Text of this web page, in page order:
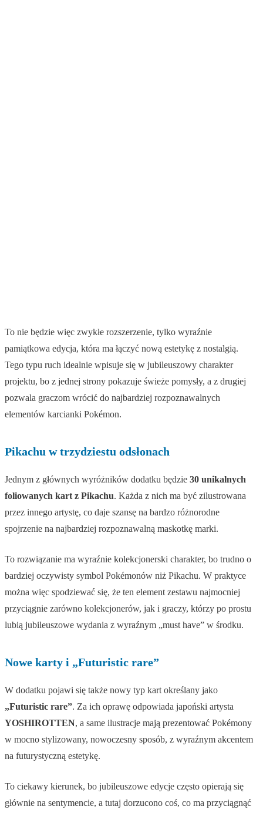
To nie będzie więc zwykłe rozszerzenie, tylko wyraźnie
pamiątkowa edycja, która ma łączyć nową estetykę z nostalgią.
Tego typu ruch idealnie wpisuje się w jubileuszowy charakter
projektu, bo z jednej strony pokazuje świeże pomysły, a z drugiej
pozwala graczom wrócić do najbardziej rozpoznawalnych
elementów karcianki Pokémon.
Pikachu w trzydziestu odsłonach
Jednym z głównych wyróżników dodatku będzie 30 unikalnych
foliowanych kart z Pikachu. Każda z nich ma być zilustrowana
przez innego artystę, co daje szansę na bardzo różnorodne
spojrzenie na najbardziej rozpoznawalną maskotkę marki.
To rozwiązanie ma wyraźnie kolekcjonerski charakter, bo trudno o
bardziej oczywisty symbol Pokémonów niż Pikachu. W praktyce
można więc spodziewać się, że ten element zestawu najmocniej
przyciągnie zarówno kolekcjonerów, jak i graczy, którzy po prostu
lubią jubileuszowe wydania z wyraźnym „must have” w środku.
Nowe karty i „Futuristic rare”
W dodatku pojawi się także nowy typ kart określany jako
„Futuristic rare”. Za ich oprawę odpowiada japoński artysta
YOSHIROTTEN, a same ilustracje mają prezentować Pokémony
w mocno stylizowany, nowoczesny sposób, z wyraźnym akcentem
na futurystyczną estetykę.
To ciekawy kierunek, bo jubileuszowe edycje często opierają się
głównie na sentymencie, a tutaj dorzucono coś, co ma przyciągnąć